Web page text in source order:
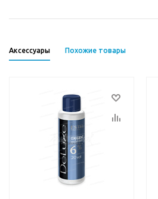
Аксессуары Похожие товары